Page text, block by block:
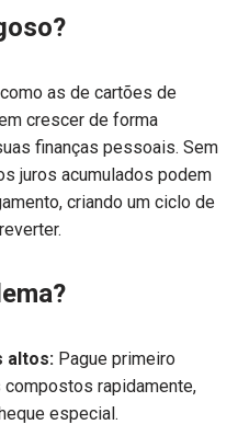
as de cartões de
crescer de forma
finanças pessoais. Sem
juros acumulados podem
criando um ciclo de
altos: Pague primeiro
compostos rapidamente,
especial.